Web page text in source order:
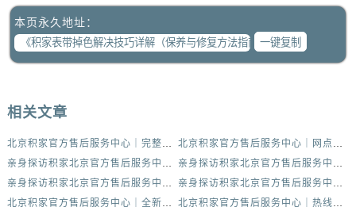
本页永久地址：
一键复制
相关文章